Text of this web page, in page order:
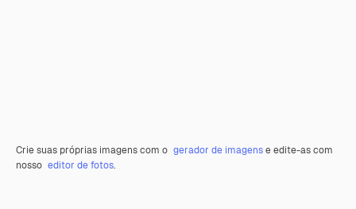
Crie suas próprias imagens com o gerador de imagense edite-as com
nosso editor de fotos.